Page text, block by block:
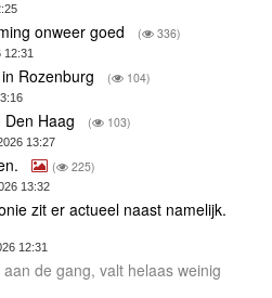
onweer goed ( 336)
Rozenburg ( 104)
Haag ( 103)
13:27
( 225)
13:32
zit er actueel naast namelijk.
12:31
de gang, valt helaas weinig